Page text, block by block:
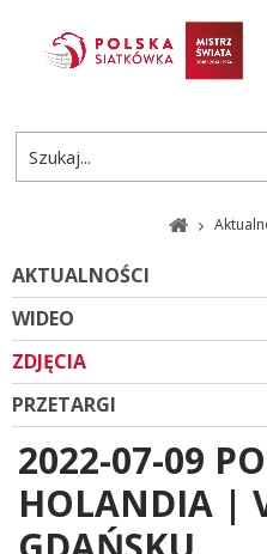
PL EN
AKTUALNOŚCI
WIDEO
ZDJĘCIA
PRZETARGI
2022-07-09
HOLANDIA |